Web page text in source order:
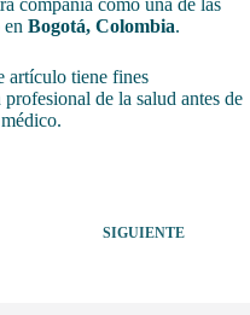
Bogotá, Colombia.
artículo tiene fines
de la salud antes de
SIGUIENTE